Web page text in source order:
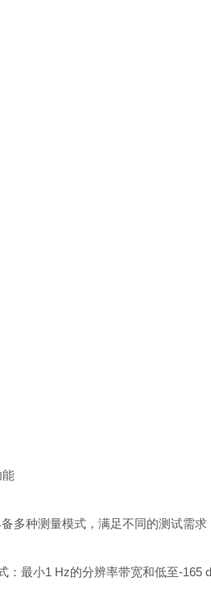
能
多种测量模式，满足不同的测试需求
：最小1 Hz的分辨率带宽和低至-165